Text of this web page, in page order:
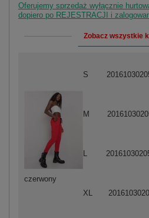
Oferujemy sprzedaż wyłącznie
dopiero po REJESTRACJI i
Zobacz wszystkie
czerwony
S
M
L
XL